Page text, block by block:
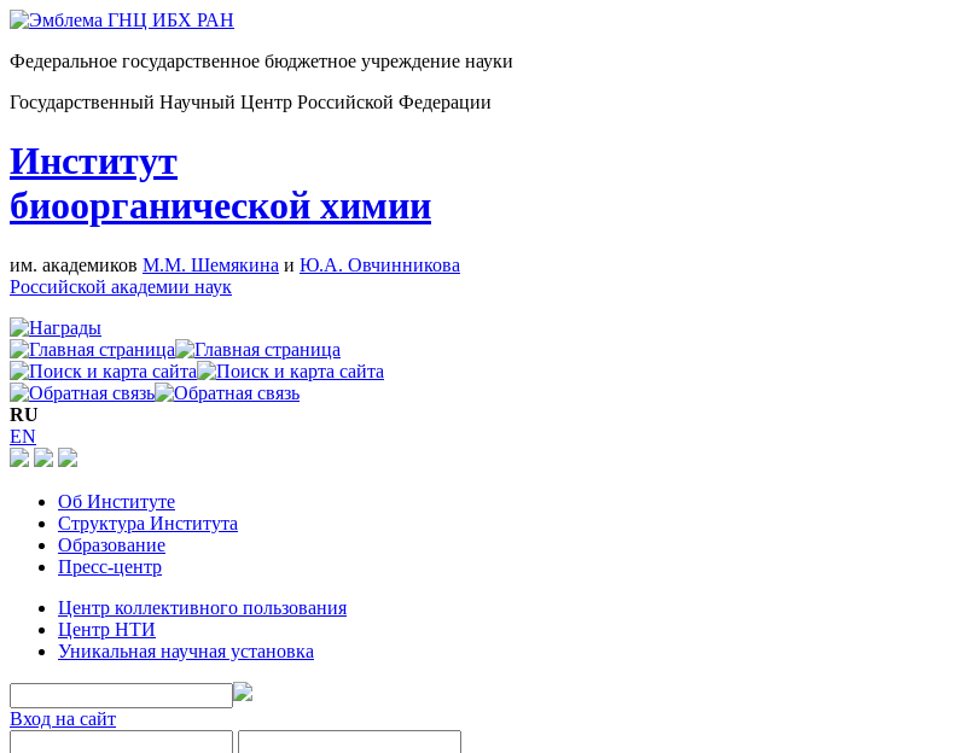
Федеральное государственное бюджетное учреждение науки
Государственный Научный Центр Российской Федерации
Институт
биоорганической химии
им. академиков М.М. Шемякина и Ю.А. Овчинникова
Российской академии наук
RU
EN
Об Институте
Структура Института
Образование
Пресс-центр
Центр коллективного пользования
Центр НТИ
Уникальная научная установка
Вход на сайт